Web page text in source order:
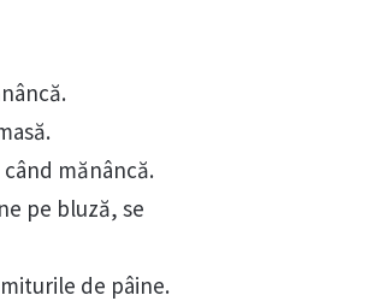
mănâncă.
pe bluză, se
de pâine.